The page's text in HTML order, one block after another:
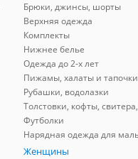
Брюки, джинсы, шорты
Верхняя одежда
Комплекты
Нижнее белье
Одежда до 2-х лет
Пижамы, халаты и тапочки
Рубашки, водолазки
Футболки
Женщины